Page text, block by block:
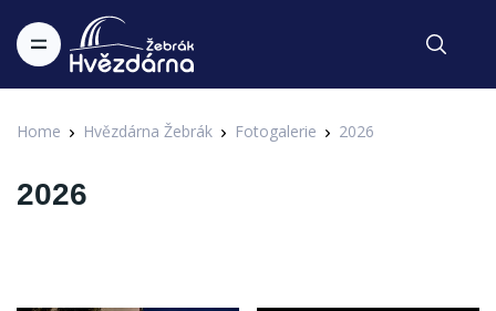
Home Hvězdárna Žebrák Fotogalerie 2026
2026